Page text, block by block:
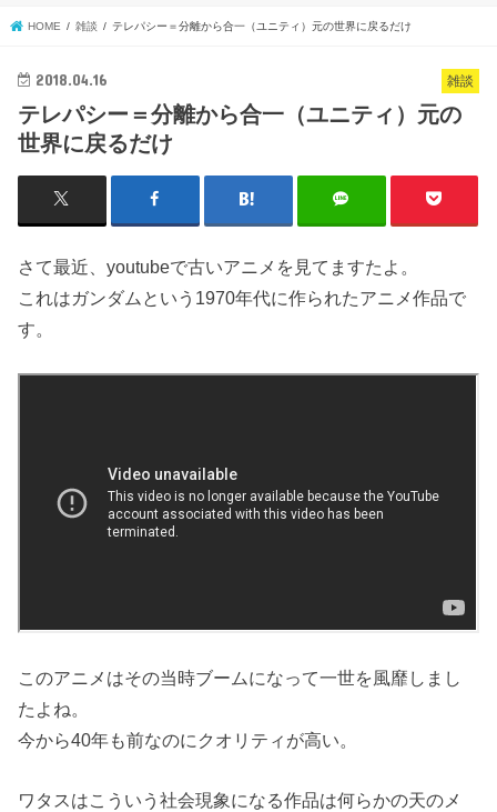
HOME 雑談 テレパシー＝分離から合一（ユニティ）元の世界に戻るだけ
雑談
2018.04.16
テレパシー＝分離から合一（ユニティ）元の
世界に戻るだけ
さて最近、youtubeで古いアニメを見てますたよ。
これはガンダムという1970年代に作られたアニメ作品で
す。
このアニメはその当時ブームになって一世を風靡しまし
たよね。
今から40年も前なのにクオリティが高い。
ワタスはこういう社会現象になる作品は何らかの天のメ